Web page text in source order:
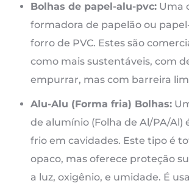
Bolhas de papel-alu-pvc: Uma
formadora de papelão ou
forro de PVC. Estes são
como mais sustentáveis, com
empurrar, mas com barreira
Alu-Alu (Forma fria) Bolhas:
de alumínio (Folha de Al/PA/Al)
frio em cavidades. Este tipo é
opaco, mas oferece proteção
a luz, oxigênio, e umidade. É